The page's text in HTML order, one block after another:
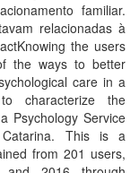
familiar.
relacionadas à
the users
the ways to better
care in a
characterize the
Psychology Service
This is a
from 201 users,